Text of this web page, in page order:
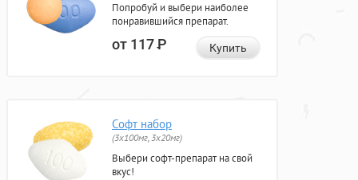
Попробуй и выбери наиболее
понравившийся препарат.
от 117Р Купить
Софт набор
(3x100мг, 3x20мг)
Выбери софт-препарат на свой
вкус!